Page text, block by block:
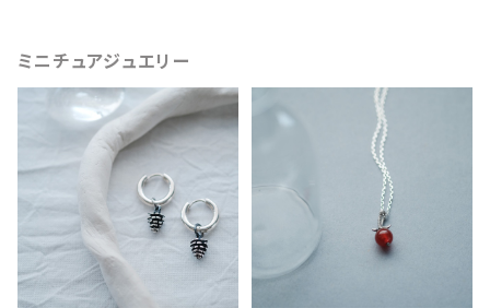
ミニチュアジュエリー